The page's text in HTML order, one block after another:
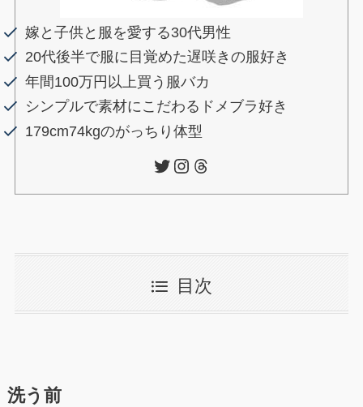
嫁と子供と服を愛する30代男性
20代後半で服に目覚めた遅咲きの服好き
年間100万円以上買う服バカ
シンプルで素材にこだわるドメブラ好き
179cm74kgのがっちり体型
Twitter Instagram Threads
目次
洗う前